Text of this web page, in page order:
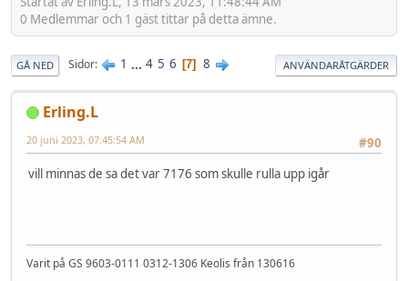
0 Medlemmar och 1 gäst tittar på detta ämne.
GÅ NED Sidor 1 ... 4 5 6 7 8 ANVÄNDARÅTGÄRDER
Erling.L
#90
20 juni 2023, 07:45:54 AM
vill minnas de sa det var 7176 som skulle rulla upp igår
Varit på GS 9603-0111 0312-1306 Keolis från 130616